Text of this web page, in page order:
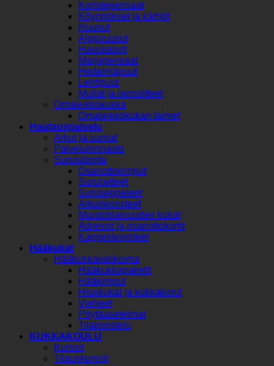
Koristepensaat
Köynnökset ja kärhöt
Ruusut
Alppiruusut
Havukasvit
Marjapensaat
Hedelmäpuut
Lehtipuut
Mullat ja lannoitteet
Omaleikkokukka
Omaleikkokukan taimet
Hautauspalvelu
Arkut ja uurnat
Palveluhinnasto
Surusidonta
Osanottokimput
Surulaitteet
Suruseppeleet
Arkunkoristeet
Muistotilaisuuden kukat
Adressit ja osanottokortit
Kappelikoristeet
Hääkukat
Hääkukkavalikoima
Hääkukkapaketit
Hääkimput
Hiuskukat ja kukkakorut
Vieheet
Pöytäasetelmat
Tilakoristelu
KUKKAKOULU
Kurssit
Tilauskurssit